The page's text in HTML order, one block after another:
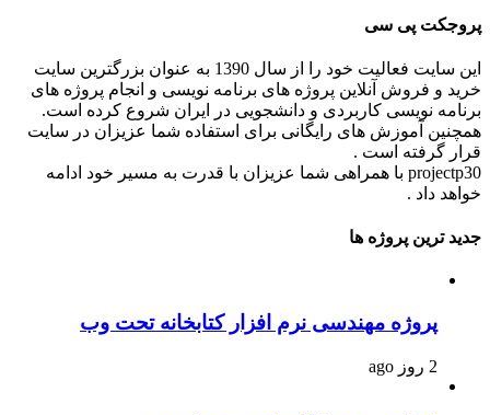
پروجکت پی سی
این سایت فعالیت خود را از سال 1390 به عنوان بزرگترین سایت
خرید و فروش آنلاین پروژه های برنامه نویسی و انجام پروژه های
برنامه نویسی کاربردی و دانشجویی در ایران شروع کرده است.
همچنین آموزش های رایگانی برای استفاده شما عزیزان در سایت
قرار گرفته است .
projectp30 با همراهی شما عزیزان با قدرت به مسیر خود ادامه
خواهد داد .
جدید ترین پروژه ها
پروژه مهندسی نرم افزار کتابخانه تحت وب
2 روز ago